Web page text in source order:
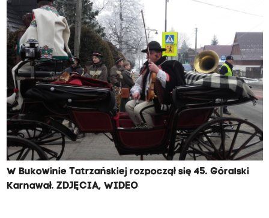
W Bukowinie Tatrzańskiej rozpoczął się 45. Góralski
Karnawał. ZDJĘCIA, WIDEO